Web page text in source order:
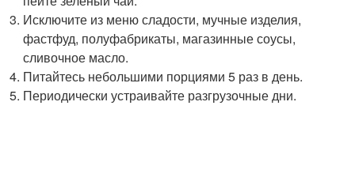
Исключите из меню сладости, мучные изделия,
фастфуд, полуфабрикаты, магазинные соусы,
сливочное масло.
Питайтесь небольшими порциями 5 раз в день.
Периодически устраивайте разгрузочные дни.